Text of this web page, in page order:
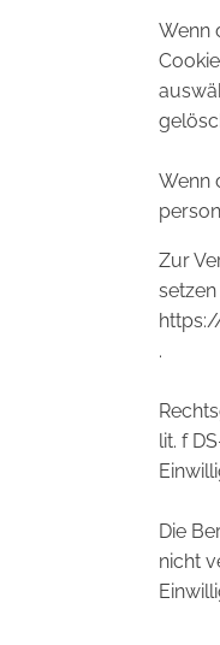
Wenn
Wenn
Zur
setzen
.
lit. f
Die
nicht